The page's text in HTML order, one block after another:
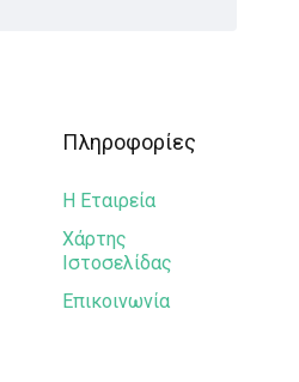
Πληροφορίες
Η Εταιρεία
Χάρτης
Ιστοσελίδας
Επικοινωνία